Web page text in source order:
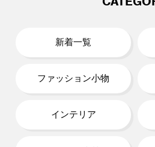
新着一覧
ファッション小物
インテリア